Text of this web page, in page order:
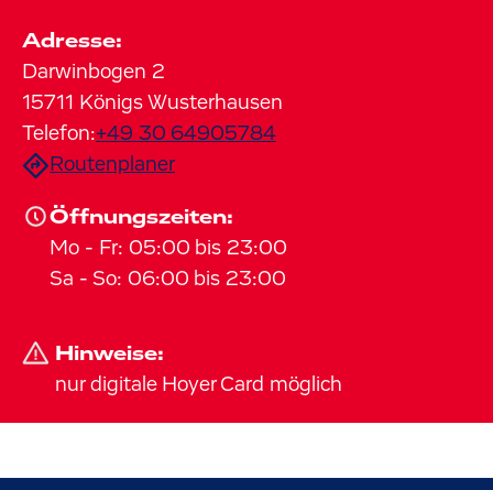
Adresse:
Darwinbogen 2
15711 Königs Wusterhausen
Telefon:+49 30 64905784
Routenplaner
Öffnungszeiten:
Mo - Fr: 05:00 bis 23:00
Sa - So: 06:00 bis 23:00
Hinweise:
nur digitale Hoyer Card möglich